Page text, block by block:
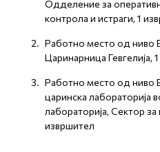
Одделение за
контрола и истраги, 1
Работно место од ниво
Царинарница Гевгелија,
Работно место од ниво
царинска лабораторија
лабораторија, Сектор за
извршител